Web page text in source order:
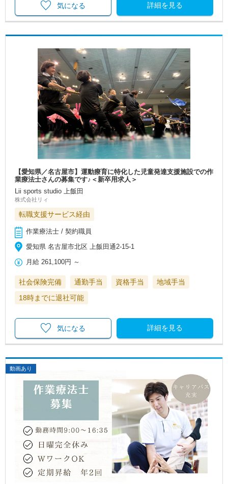
詳細を見る
気になる
【愛知県／名古屋市】運動療育に特化した児童発達支援施設での作
業療法士さんの募集です♪＜新卒用求人＞
Lii sports studio 上飯田
株式会社リィ
転職支援サービス経由
作業療法士 / 契約職員
愛知県 名古屋市北区 上飯田通2‐15‐1
月給 261,100円 ～
社会保険完備 通勤手当 資格手当
地域手当
18時までに退社可能
詳細を見る
気になる
動画あり